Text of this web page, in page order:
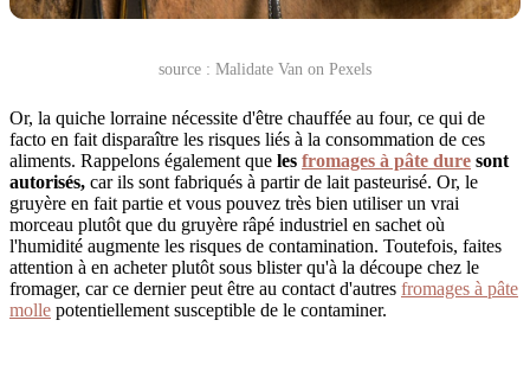
source : Malidate Van on Pexels
Or, la quiche lorraine nécessite d'être chauffée au four, ce qui de
facto en fait disparaître les risques liés à la consommation de ces
aliments. Rappelons également que les fromages à pâte dure sont
autorisés, car ils sont fabriqués à partir de lait pasteurisé. Or, le
gruyère en fait partie et vous pouvez très bien utiliser un vrai
morceau plutôt que du gruyère râpé industriel en sachet où
l'humidité augmente les risques de contamination. Toutefois, faites
attention à en acheter plutôt sous blister qu'à la découpe chez le
fromager, car ce dernier peut être au contact d'autres fromages à pâte
molle potentiellement susceptible de le contaminer.